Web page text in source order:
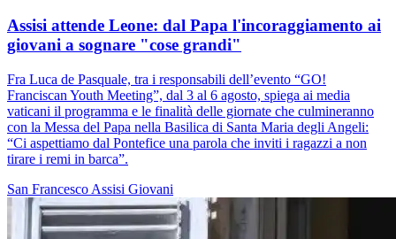
Assisi attende Leone: dal Papa l'incoraggiamento ai
giovani a sognare "cose grandi"
Fra Luca de Pasquale, tra i responsabili dell’evento “GO!
Franciscan Youth Meeting”, dal 3 al 6 agosto, spiega ai media
vaticani il programma e le finalità delle giornate che culmineranno
con la Messa del Papa nella Basilica di Santa Maria degli Angeli:
“Ci aspettiamo dal Pontefice una parola che inviti i ragazzi a non
tirare i remi in barca”.
San Francesco Assisi Giovani